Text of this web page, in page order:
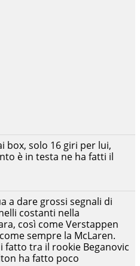
a dare grossi segnali di
costanti nella
così come Verstappen
sempre la McLaren.
fatto tra il rookie Beganovic
ha fatto poco
box, solo 16 giri per lui,
è in testa ne ha fatti il